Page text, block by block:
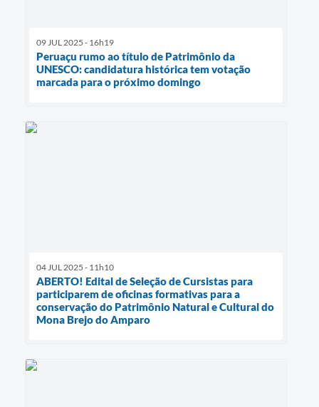
09 JUL 2025 - 16h19
Peruaçu rumo ao título de Patrimônio da
UNESCO: candidatura histórica tem votação
marcada para o próximo domingo
04 JUL 2025 - 11h10
ABERTO! Edital de Seleção de Cursistas para
participarem de oficinas formativas para a
conservação do Patrimônio Natural e Cultural do
Mona Brejo do Amparo